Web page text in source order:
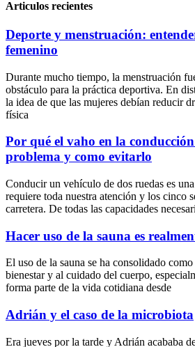
Articulos recientes
Deporte y menstruación:
femenino
Durante mucho tiempo, la menstruación
obstáculo para la práctica deportiva. En
la idea de que las mujeres debían reducir
física
Por qué el vaho en la
problema y como evitarlo
Conducir un vehículo de dos ruedas es
requiere toda nuestra atención y los cinco
carretera. De todas las capacidades
Hacer uso de la sauna es
El uso de la sauna se ha consolidado
bienestar y al cuidado del cuerpo,
forma parte de la vida cotidiana desde
Adrián y el caso de la microbiota
Era jueves por la tarde y Adrián acababa